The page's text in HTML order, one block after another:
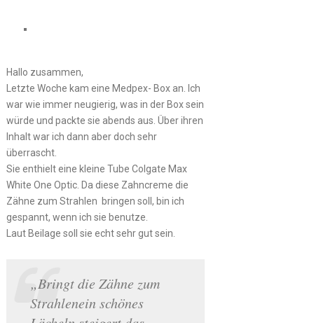
Hallo zusammen,
Letzte Woche kam eine Medpex- Box an. Ich
war wie immer neugierig, was in der Box sein
würde und packte sie abends aus. Über ihren
Inhalt war ich dann aber doch sehr
überrascht.
Sie enthielt eine kleine Tube Colgate Max
White One Optic. Da diese Zahncreme die
Zähne zum Strahlen bringen soll, bin ich
gespannt, wenn ich sie benutze.
Laut Beilage soll sie echt sehr gut sein.
„Bringt die Zähne zum
Strahlenein schönes